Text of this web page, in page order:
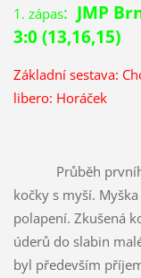
1. zápas: JMP
3:0 (13,16,15)
Základní sestava:
libero: Horáček
Průběh
kočky s myší.
polapení. Zkušená
úderů do slabin
byl především